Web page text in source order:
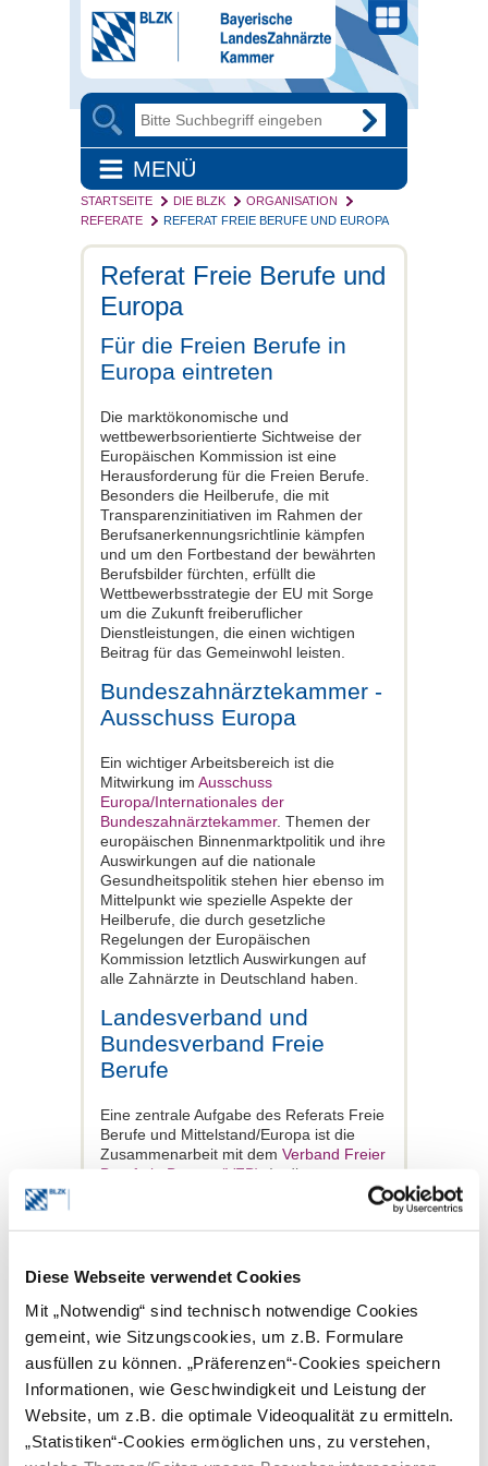
Diese Webseite verwendet Cookies
Mit „Notwendig“ sind technisch notwendige Cookies
gemeint, wie Sitzungscookies, um z.B. Formulare
ausfüllen zu können. „Präferenzen“-Cookies speichern
Informationen, wie Geschwindigkeit und Leistung der
Website, um z.B. die optimale Videoqualität zu ermitteln.
„Statistiken“-Cookies ermöglichen uns, zu verstehen,
MENÜ
STARTSEITE DIE BLZK
ORGANISATION
REFERATE
REFERAT FREIE BERUFE UND EUROPA
Referat Freie Berufe und
Europa
Für die Freien Berufe in
Europa eintreten
Die marktökonomische und
wettbewerbsorientierte Sichtweise der
Europäischen Kommission ist eine
Herausforderung für die Freien Berufe.
Besonders die Heilberufe, die mit
Transparenzinitiativen im Rahmen der
Berufsanerkennungsrichtlinie kämpfen
und um den Fortbestand der bewährten
Berufsbilder fürchten, erfüllt die
Wettbewerbsstrategie der EU mit Sorge
um die Zukunft freiberuflicher
Dienstleistungen, die einen wichtigen
Beitrag für das Gemeinwohl leisten.
Bundeszahnärztekammer -
Ausschuss Europa
Ein wichtiger Arbeitsbereich ist die
Mitwirkung im Ausschuss
Europa/Internationales der
Bundeszahnärztekammer. Themen der
europäischen Binnenmarktpolitik und ihre
Auswirkungen auf die nationale
Gesundheitspolitik stehen hier ebenso im
Mittelpunkt wie spezielle Aspekte der
Heilberufe, die durch gesetzliche
Regelungen der Europäischen
Kommission letztlich Auswirkungen auf
alle Zahnärzte in Deutschland haben.
Landesverband und
Bundesverband Freie
Berufe
Eine zentrale Aufgabe des Referats Freie
Berufe und Mittelstand/Europa ist die
Zusammenarbeit mit dem Verband Freier
Berufe in Bayern (VFB)
. In diesem
Verband ist der Referent als Delegierter
Zahnärzteschaft tätig.
Der VFB vertritt die Freien Berufe in
Bayern auf der Mitgliederversammlung
desBerufsverbandes der Freien Beruf
(BFB) in Berlin. Einer der Schwerpunkte
des BFB ist es, die europäischen
Gesetzgebungsprozesse kritisch zu
begleiten, um die Qualität freiberuflicher
Leistungen im Sinne eines
wohlverstandenen Verbraucherschutzes
auch in Zukunft gewährleisten zu können.